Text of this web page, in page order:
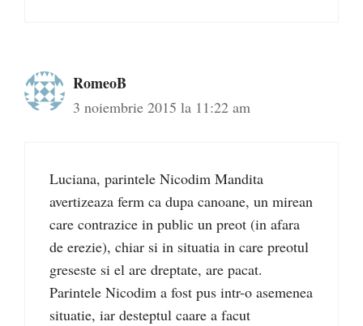
RomeoB
3 noiembrie 2015 la 11:22 am
Luciana, parintele Nicodim Mandita
avertizeaza ferm ca dupa canoane, un mirean
care contrazice in public un preot (in afara
de erezie), chiar si in situatia in care preotul
greseste si el are dreptate, are pacat.
Parintele Nicodim a fost pus intr-o asemenea
situatie, iar desteptul caare a facut